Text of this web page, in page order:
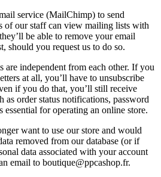
service (MailChimp) to send
of our staff can view mailing lists with
be able to remove your email
should you request us to do so.
are independent from each other. If you
at all, you’ll have to unsubscribe
if you do that, you’ll still receive
as order status notifications, password
essential for operating an online store.
want to use our store and would
removed from our database (or if
data associated with your account
email to boutique@ppcashop.fr.